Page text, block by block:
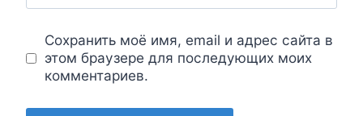
Сохранить моё имя, email и адрес сайта в
этом браузере для последующих моих
комментариев.